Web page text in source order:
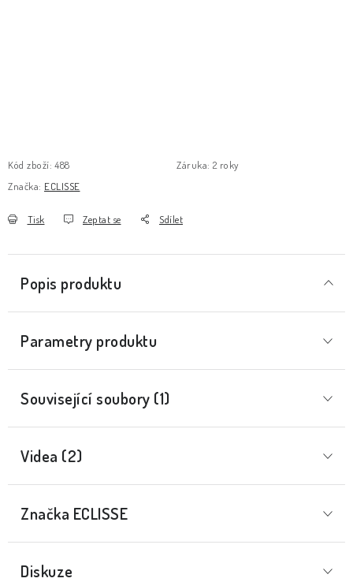
Kód zboží: 488 Záruka: 2 roky
Značka: ECLISSE
Tisk Zeptat se Sdílet
Popis produktu
Parametry produktu
Související soubory (1)
Videa (2)
Značka ECLISSE
Diskuze